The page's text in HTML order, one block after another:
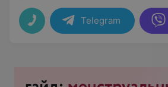
Telegram